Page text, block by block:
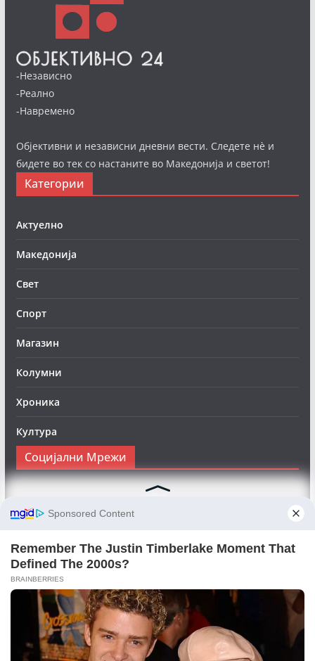
-Независно
-Реално
-Навремено
Објективни и независни дневни вести. Следете нè и
бидете во тек со настаните во Македонија и светот!
Категории
Актуелно
Македонија
Свет
Спорт
Магазин
Колумни
Хроника
Култура
Социјални Мрежи
Следете нè на Фејсбук за да сте во тек со најновите